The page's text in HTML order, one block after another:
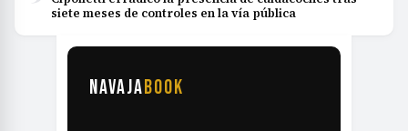
siete meses de controles en la vía pública
NAVAJABOOK